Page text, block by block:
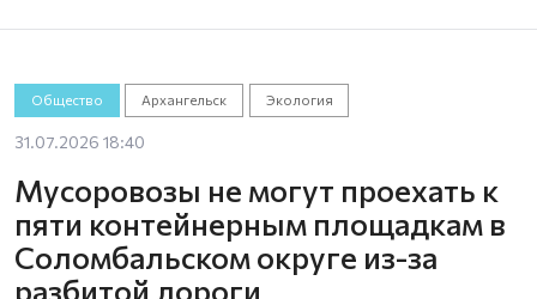
Общество Архангельск Экология
31.07.2026 18:40
Мусоровозы не могут проехать к
пяти контейнерным площадкам в
Соломбальском округе из-за
разбитой дороги